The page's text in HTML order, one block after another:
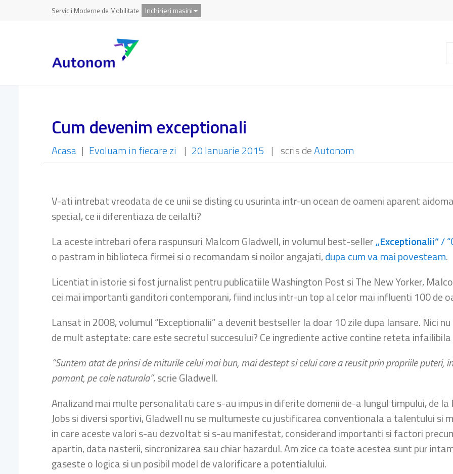
Servicii Moderne de Mobilitate Inchirieri masini
Cum devenim exceptionali
Acasa | Evoluam in fiecare zi | 20 Ianuarie 2015 | scris deAutonom
V-ati intrebat vreodata de ce unii se disting cu usurinta intr-un ocean de oameni aparent
special, ce ii diferentiaza de ceilalti?
La aceste intrebari ofera raspunsuri Malcom Gladwell, in volumul best-seller„Exceptionalii”/
o pastram in biblioteca firmei si o recomandam si noilor angajati,dupa cum va mai povesteam.
Licentiat in istorie si fost jurnalist pentru publicatiile Washington Post si The New Yorker,
cei mai importanti ganditori contemporani, fiind inclus intr-un top al celor mai influenti 100 de
Lansat in 2008, volumul “Exceptionalii” a devenit bestseller la doar 10 zile dupa lansare. Nici
de mult asteptate: care este secretul succesului? Ce ingrediente active contine reteta
“Suntem atat de prinsi de miturile celui mai bun, mai destept si celui care a reusit prin propriile puteri,
pamant, pe cale naturala”, scrie Gladwell.
Analizand mai multe personalitati care s-au impus in diferite domenii de-a lungul timpului, de
Jobs si diversi sportivi, Gladwell nu se multumeste cu justificarea conventionala a talentului si
in care aceste valori s-au dezvoltat si s-au manifestat, considerand importanti si factori
apartin, data nasterii, sincronizarea sau chiar hazardul. Am zice ca toate acestea sunt pur
gaseste o logica si un posibil model de valorificare a potentialului.